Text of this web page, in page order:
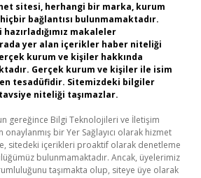
sitesi, herhangi bir marka, kurum
bağlantısı bulunmamaktadır.
makaleler
yer alan içerikler haber niteliği
kurum ve kişiler hakkında
Gerçek kurum ve kişiler ile isim
tesadüfidir. Sitemizdeki bilgiler
niteliği taşımazlar.
gereğince Bilgi Teknolojileri ve İletişim
onaylanmış bir Yer Sağlayıcı olarak hizmet
sitedeki içerikleri proaktif olarak denetleme
bulunmamaktadır. Ancak, üyelerimiz
taşımakta olup, siteye üye olarak